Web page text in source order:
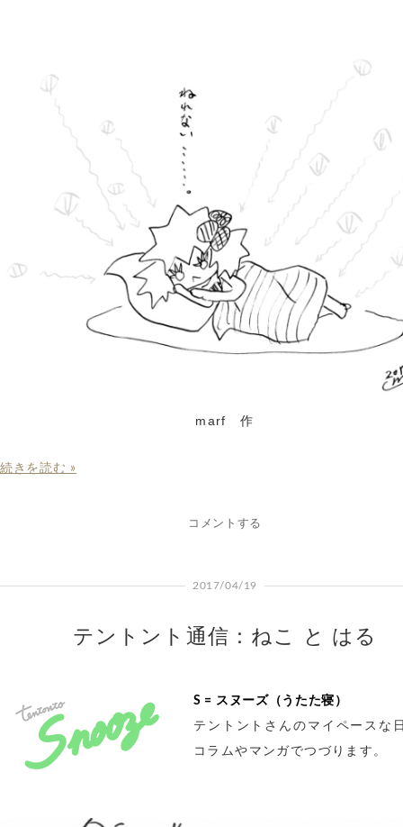
marf 作
続きを読む »
コメントする
2017/04/19
テントント通信：ねこ と はる
S = スヌーズ（うたた寝）
テントントさんのマイペースな
コラムやマンガでつづります。